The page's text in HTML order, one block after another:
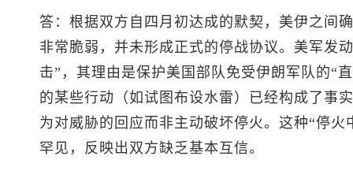
答：根据双方自四月初达成的默契，美伊之间
非常脆弱，并未形成正式的停战协议。美军发
击”，其理由是保护美国部队免受伊朗军队的“
的某些行动（如试图布设水雷）已经构成了事
为对威胁的回应而非主动破坏停火。这种“停
罕见，反映出双方缺乏基本互信。